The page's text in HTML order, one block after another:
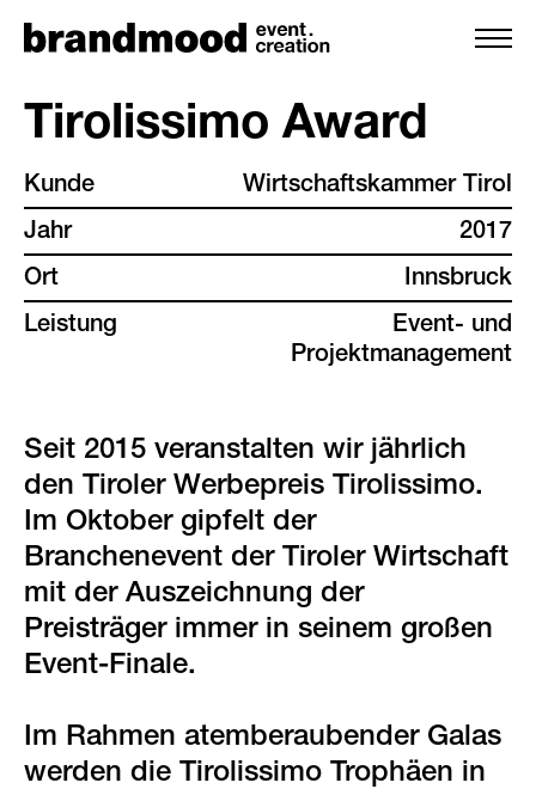
leistungen
team
referenzen
backstage
green events
faqs
standorte & kontakt
Tirolissimo Award
Kunde
Wirtschaftskammer Tirol
Jahr
2017
Ort
Innsbruck
Leistung
Event- und
Projektmanagement
Seit 2015 veranstalten wir jährlich
den Tiroler Werbepreis Tirolissimo.
Im Oktober gipfelt der
Branchenevent der Tiroler Wirtschaft
mit der Auszeichnung der
Preisträger immer in seinem großen
Event-Finale.
Im Rahmen atemberaubender Galas
werden die Tirolissimo Trophäen in